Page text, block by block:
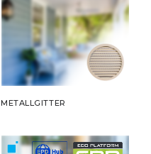
METALLGITTER